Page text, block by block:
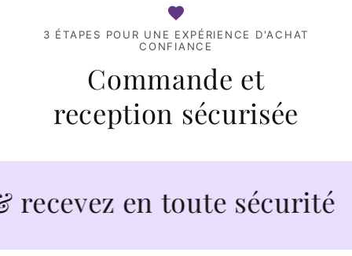
3 ÉTAPES POUR UNE EXPÉRIENCE D'ACHAT
CONFIANCE
Commande et
reception sécurisée
en toute sécurité